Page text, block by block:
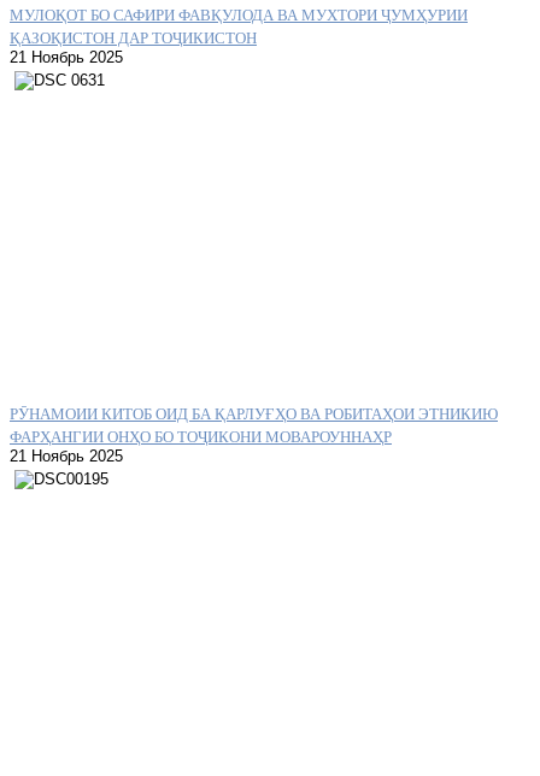
МУЛОҚОТ БО САФИРИ ФАВҚУЛОДА ВА МУХТОРИ ҶУМҲУРИИ
ҚАЗОҚИСТОН ДАР ТОҶИКИСТОН
21 Ноябрь 2025
РӮНАМОИИ КИТОБ ОИД БА ҚАРЛУҒҲО ВА РОБИТАҲОИ ЭТНИКИЮ
ФАРҲАНГИИ ОНҲО БО ТОҶИКОНИ МОВАРОУННАҲР
21 Ноябрь 2025